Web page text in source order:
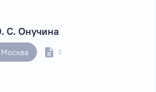
С. Онучина
Москва 2